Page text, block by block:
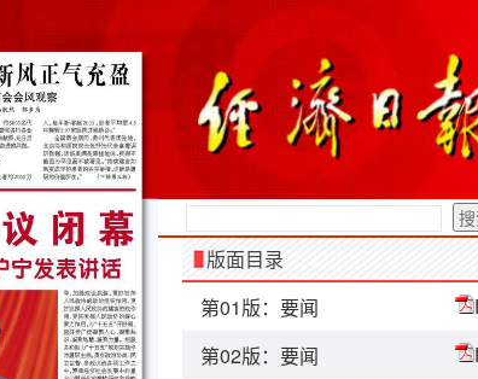
版面目录
第01版：要闻
第02版：要闻